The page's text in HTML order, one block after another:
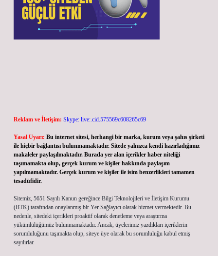
Reklam ve İletişim: Skype: live:.cid.575569c608265c69
Yasal Uyarı: Bu internet sitesi, herhangi bir marka, kurum veya şahıs şirketi
ile hiçbir bağlantısı bulunmamaktadır. Sitede yalnızca kendi hazırladığımız
makaleler paylaşılmaktadır. Burada yer alan içerikler haber niteliği
taşımamakta olup, gerçek kurum ve kişiler hakkında paylaşım
yapılmamaktadır. Gerçek kurum ve kişiler ile isim benzerlikleri tamamen
tesadüfidir.
Sitemiz, 5651 Sayılı Kanun gereğince Bilgi Teknolojileri ve İletişim Kurumu
(BTK) tarafından onaylanmış bir Yer Sağlayıcı olarak hizmet vermektedir. Bu
nedenle, sitedeki içerikleri proaktif olarak denetleme veya araştırma
yükümlülüğümüz bulunmamaktadır. Ancak, üyelerimiz yazdıkları içeriklerin
sorumluluğunu taşımakta olup, siteye üye olarak bu sorumluluğu kabul etmiş
sayılırlar.